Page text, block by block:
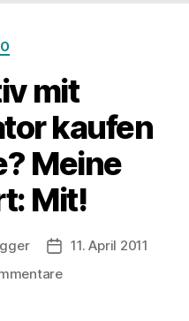
mit
kaufen
Meine
Mit!
11. April 2011
zu